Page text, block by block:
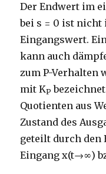
Der Endwert im
bei s = 0 ist
Eingangswert.
kann auch
zum P-Verhalten
mit KP
Quotienten aus
Zustand des
geteilt durch den
Eingang x(t→∞)